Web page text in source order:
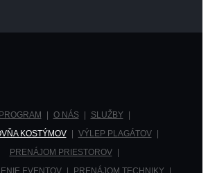
PROGRAM O NÁS
SLUŽBY
KOSTÝMOV
VÝLEP PLAGÁTOV
PRENÁJOM PRIESTOROV
EVENTOV
PRENÁJOM TECHNIKY